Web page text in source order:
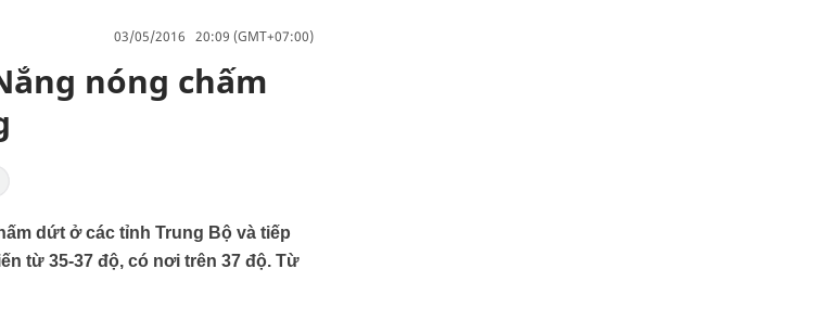
03/05/2016 20:09 (GMT+07:00)
nóng chấm
dứt ở các tỉnh Trung Bộ và tiếp
từ 35-37 độ, có nơi trên 37 độ. Từ